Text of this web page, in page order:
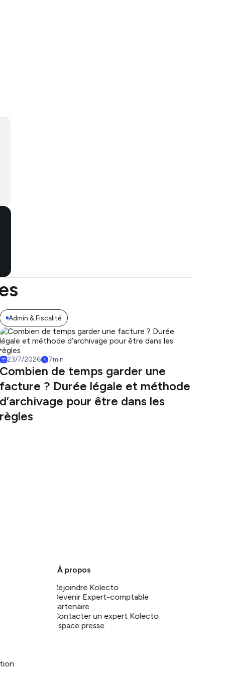
Admin & Fiscalité
23/7/2026 7min
de temps garder une
? Durée légale et méthode
pour être dans les
À propos
Rejoindre Kolecto
Devenir Expert-comptable
partenaire
Contacter un expert Kolecto
Espace presse